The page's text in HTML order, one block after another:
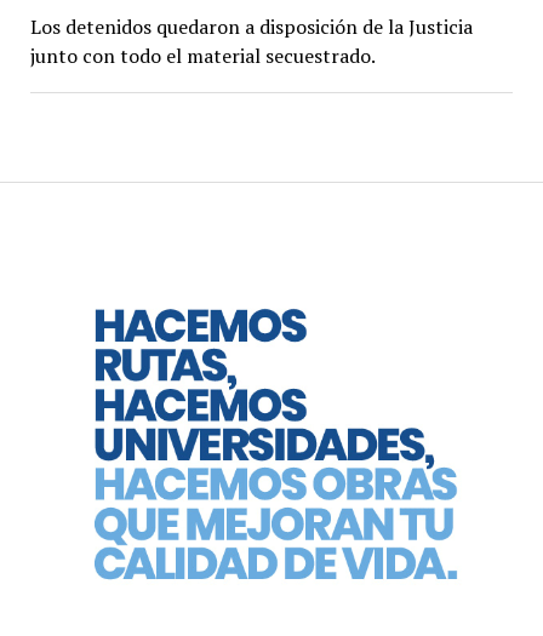
Los detenidos quedaron a disposición de la Justicia
junto con todo el material secuestrado.